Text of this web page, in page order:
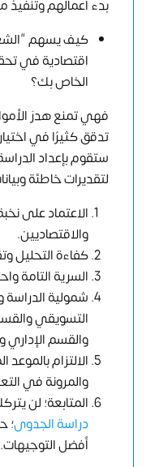
بدء أعمالهم
كيف يسهم
الخاص بك؟
فهي تمنع هدرَ
تدقق كثيرًا في
ستقوم بإعداد
لتقديرات خاطئة
الاعتماد على
والاقتصاديين.
كفاءة التحليل
السرية التامة
شمولية
التسويقي
والقسم الإداري
الالتزام
والمرونة في
المتابعة؛ لن
دراسة الجدوى؛
أفضل التوجيهات.